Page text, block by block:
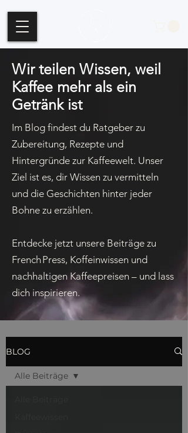
Wir teilen Wissen, weil
Kaffee mehr als ein
Getränk ist
Im Blog findest du Ratgeber zu
Zubereitung, Rezepte und
Hintergründe zur Kaffee­welt. Unser
Ziel ist es, dir Wissen zu vermitteln
und die Geschichten hinter jeder
Bohne zu erzählen.
Entdecke jetzt unsere Beiträge zu
French Press, Koffeinwissen und
nachhaltigen Kaffee­preisen – und lass
dich inspirieren.
BLOG
Alle Beiträge